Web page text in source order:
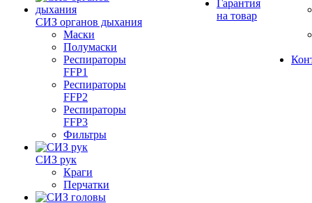
СИЗ органов дыхания
Маски
Полумаски
Респираторы
FFP1
Респираторы
FFP2
Респираторы
FFP3
Фильтры
СИЗ рук
Краги
Перчатки
Гарантия
на товар